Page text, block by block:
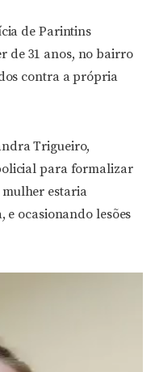
de Parintins
de 31 anos, no bairro
contra a própria
Trigueiro,
para formalizar
estaria
ocasionando lesões